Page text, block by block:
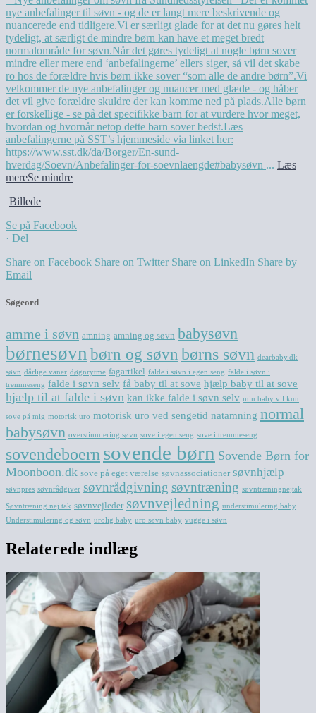
nye anbefalinger til søvn - og de er langt mere beskrivende og
nuancerede end tidligere.Vi er særligt glade for at det nu gøres helt
tydeligt, at særligt de mindre børn kan have et meget bredt
normalområde for søvn.Når det gøres tydeligt at nogle børn sover
mindre eller mere end ‘anbefalingerne’ ellers siger, så vil det skabe
ro hos de forældre hvis børn ikke sover “som alle de andre børn”.Vi
velkommer de nye anbefalinger og nuancer med glæde - og håber
det vil give forældre skuldre der kan komme ned på plads.Alle børn
er forskellige - se på det specifikke barn for at vurdere hvor meget,
hvordan og hvornår netop dette barn sover bedst.Læs
anbefalingerne på SST’s hjemmeside via linket her:
https://www.sst.dk/da/Borger/En-sund-
hverdag/Soevn/Anbefalinger-for-soevnlaengde#babysøvn ... Læs
mereSe mindre
Billede
Se på Facebook
· Del
Share on Facebook Share on Twitter Share on LinkedIn Share by
Email
Søgeord
amme i søvn amning amning og søvn babysøvn
børnesøvn børn og søvn børns søvn dearbaby.dk
søvn dårlige vaner døgnrytme fagartikel falde i søvn i egen seng falde i søvn i
tremmeseng falde i søvn selv få baby til at sove hjælp baby til at sove
hjælp til at falde i søvn kan ikke falde i søvn selv min baby vil kun
sove på mig motorisk uro motorisk uro ved sengetid natamning normal
babysøvn overstimulering søvn sove i egen seng sove i tremmeseng
sovendeboern sovende børn Sovende Børn for
Moonboon.dk sove på eget værelse søvnassociationer søvnhjælp
søvnpres søvnrådgiver søvnrådgivning søvntræning søvntræningnejtak
Søvntræning nej tak søvnvejleder søvnvejledning understimulering baby
Understimulering og søvn urolig baby uro søvn baby vugge i søvn
Relaterede indlæg